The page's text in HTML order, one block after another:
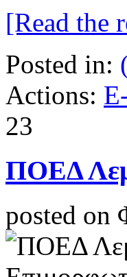
[Read the
Posted in:
Actions:
23
ΠΟΕΔ
posted on